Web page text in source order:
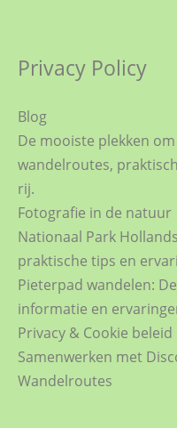
Privacy Policy
Blog
De mooiste plekken
wandelroutes,
rij.
Fotografie in de natuur
Nationaal Park
praktische tips en
Pieterpad wandelen:
informatie en
Privacy & Cookie beleid
Samenwerken met
Wandelroutes